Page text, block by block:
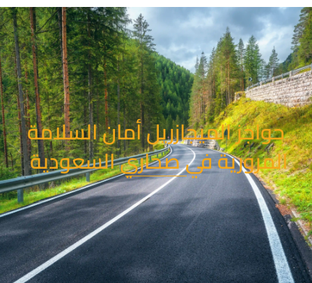
تخطي
إلى
المحتوى
حواجز الميجازريل أمان السلامة
المرورية في صحاري السعودية